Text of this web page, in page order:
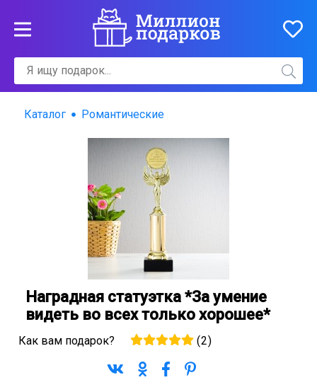
Каталог Романтические
Наградная статуэтка *За умение
видеть во всех только хорошее*
Как вам подарок? (2)